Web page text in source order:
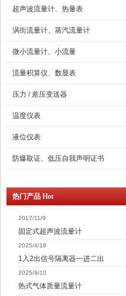
超声波流量计、热量表
涡街流量计、蒸汽流量计
微小流量计、小流量
流量积算仪、数显表
压力 / 差压变送器
温度仪表
液位仪表
防爆取证、低压自我声明证书
热门产品 Hot
2017/11/9
固定式超声波流量计
2025/4/18
1入2出信号隔离器一进二出
2025/9/10
热式气体质量流量计